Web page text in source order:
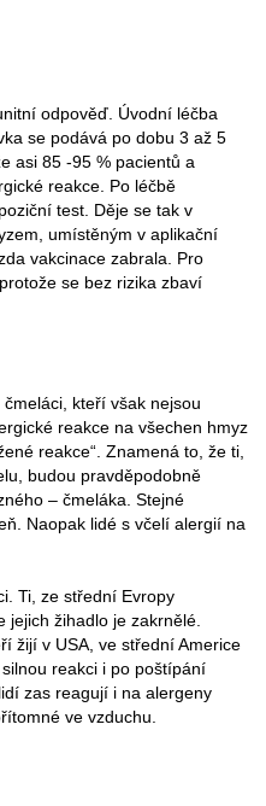
odpověď. Úvodní léčba
se podává po dobu 3 až 5
asi 85 -95 % pacientů a
reakce. Po léčbě
test. Děje se tak v
umístěným v aplikační
vakcinace zabrala. Pro
se bez rizika zbaví
kteří však nejsou
reakce na všechen hmyz
reakce“. Znamená to, že ti,
budou pravděpodobně
– čmeláka. Stejné
Naopak lidé s včelí alergií na
Ti, ze střední Evropy
žihadlo je zakrnělé.
žijí v USA, ve střední Americe
reakci i po poštípání
zas reagují i na alergeny
ve vzduchu.